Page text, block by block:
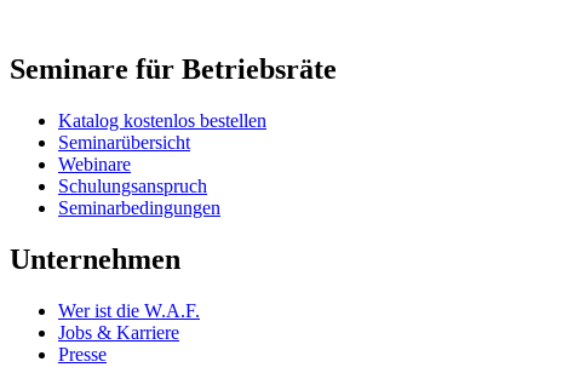
Seminare für Betriebsräte
Katalog kostenlos bestellen
Seminarübersicht
Webinare
Schulungsanspruch
Seminarbedingungen
Unternehmen
Wer ist die W.A.F.
Jobs & Karriere
Presse